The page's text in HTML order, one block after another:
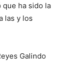
que ha sido la
las y los
Galindo